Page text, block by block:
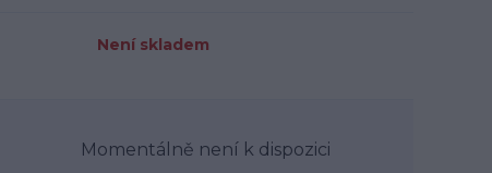
Není skladem
Momentálně není k dispozici